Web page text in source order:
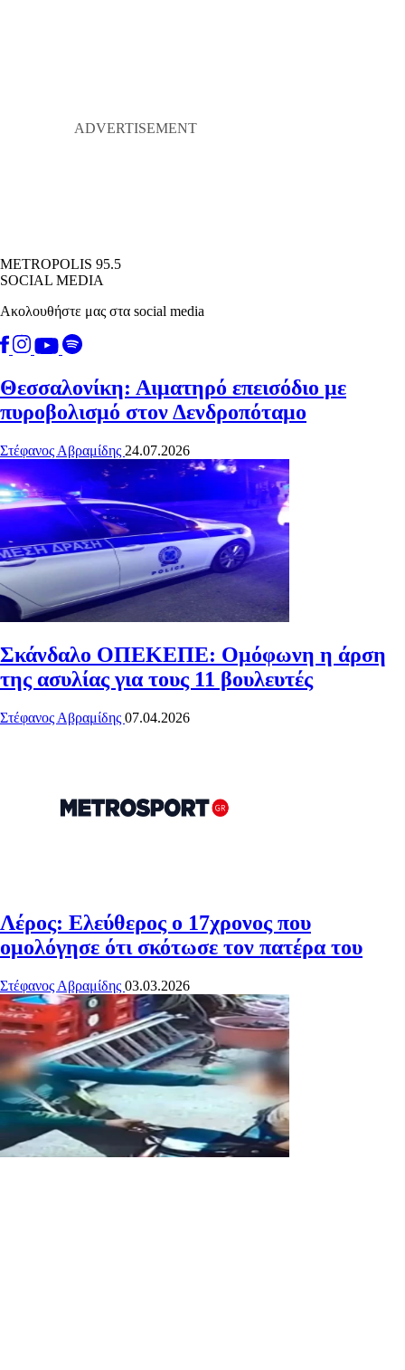
METROPOLIS 95.5
SOCIAL MEDIA
Ακολουθήστε μας στα social media
Θεσσαλονίκη: Αιματηρό επεισόδιο με
πυροβολισμό στον Δενδροπόταμο
Στέφανος Αβραμίδης 24.07.2026
Σκάνδαλο ΟΠΕΚΕΠΕ: Ομόφωνη η άρση
της ασυλίας για τους 11 βουλευτές
Στέφανος Αβραμίδης 07.04.2026
Λέρος: Ελεύθερος ο 17χρονος που
ομολόγησε ότι σκότωσε τον πατέρα του
Στέφανος Αβραμίδης 03.03.2026